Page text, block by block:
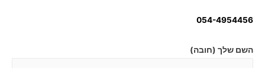
054-4954456
השם שלך (חובה)